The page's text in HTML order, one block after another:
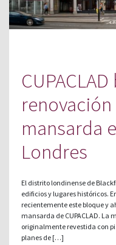
mansarda
Londres
El distrito londinense de
edificios y lugares históricos.
recientemente este bloque y
mansarda de CUPACLAD. La
originalmente revestida con
planes de […]